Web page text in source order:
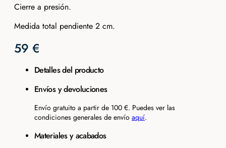
Cierre a presión.
Medida total pendiente 2 cm.
59 €
Detalles del producto
Envíos y devoluciones
Envío gratuito a partir de 100 €. Puedes ver las
condiciones generales de envío aquí.
Materiales y acabados